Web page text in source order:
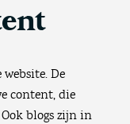
De
content, die
blogs zijn in